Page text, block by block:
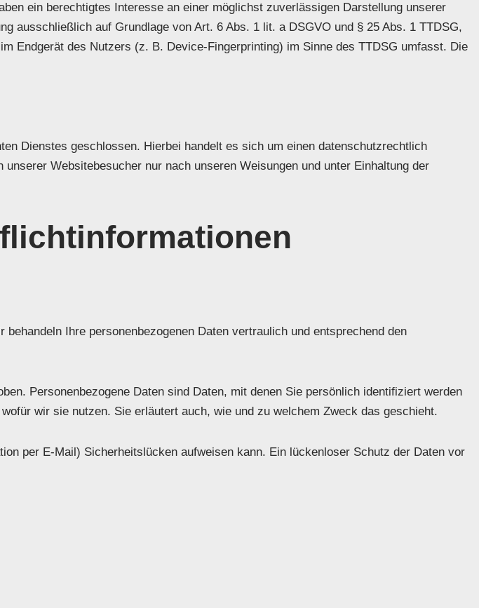
ein berechtigtes Interesse an einer möglichst zuverlässigen Darstellung unserer
ausschließlich auf Grundlage von Art. 6 Abs. 1 lit. a DSGVO und § 25 Abs. 1 TTDSG,
Endgerät des Nutzers (z. B. Device-Fingerprinting) im Sinne des TTDSG umfasst. Die
Dienstes geschlossen. Hierbei handelt es sich um einen datenschutzrechtlich
Websitebesucher nur nach unseren Weisungen und unter Einhaltung der
Ihre personenbezogenen Daten vertraulich und entsprechend den
Personenbezogene Daten sind Daten, mit denen Sie persönlich identifiziert werden
wir sie nutzen. Sie erläutert auch, wie und zu welchem Zweck das geschieht.
per E-Mail) Sicherheitslücken aufweisen kann. Ein lückenloser Schutz der Daten vor